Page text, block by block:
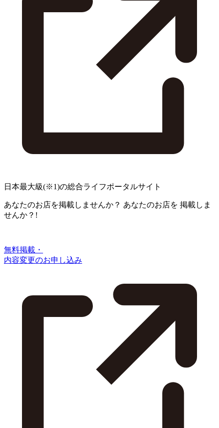
日本最大級(※1)の総合ライフポータルサイト
あなたのお店を掲載しませんか？ あなたのお店を 掲載しま
せんか？!
無料掲載・
内容変更のお申し込み